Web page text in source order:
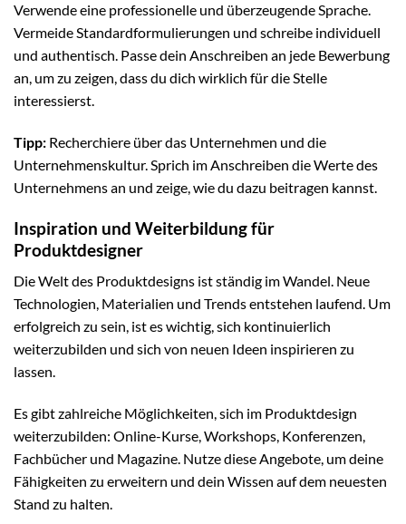
Verwende eine professionelle und überzeugende Sprache.
Vermeide Standardformulierungen und schreibe individuell
und authentisch. Passe dein Anschreiben an jede Bewerbung
an, um zu zeigen, dass du dich wirklich für die Stelle
interessierst.
Tipp: Recherchiere über das Unternehmen und die
Unternehmenskultur. Sprich im Anschreiben die Werte des
Unternehmens an und zeige, wie du dazu beitragen kannst.
Inspiration und Weiterbildung für
Produktdesigner
Die Welt des Produktdesigns ist ständig im Wandel. Neue
Technologien, Materialien und Trends entstehen laufend. Um
erfolgreich zu sein, ist es wichtig, sich kontinuierlich
weiterzubilden und sich von neuen Ideen inspirieren zu
lassen.
Es gibt zahlreiche Möglichkeiten, sich im Produktdesign
weiterzubilden: Online-Kurse, Workshops, Konferenzen,
Fachbücher und Magazine. Nutze diese Angebote, um deine
Fähigkeiten zu erweitern und dein Wissen auf dem neuesten
Stand zu halten.